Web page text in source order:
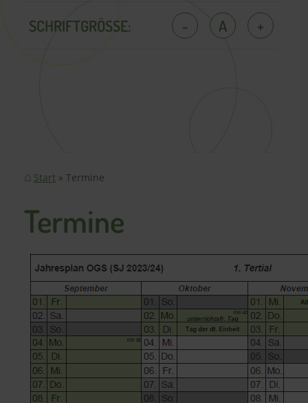
SCHRIFTGRÖSSE: - A +
Start Termine
Termine